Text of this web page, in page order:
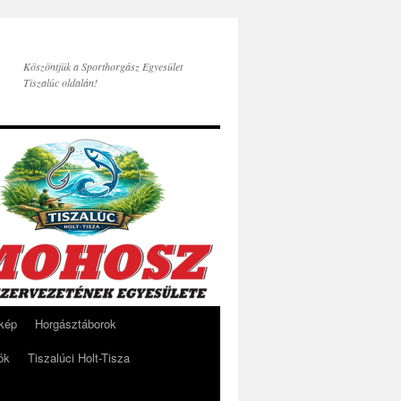
Köszöntjük a Sporthorgász Egyesület
Tiszalúc oldalán!
Horgásztáborok
Tiszalúci Holt-Tisza